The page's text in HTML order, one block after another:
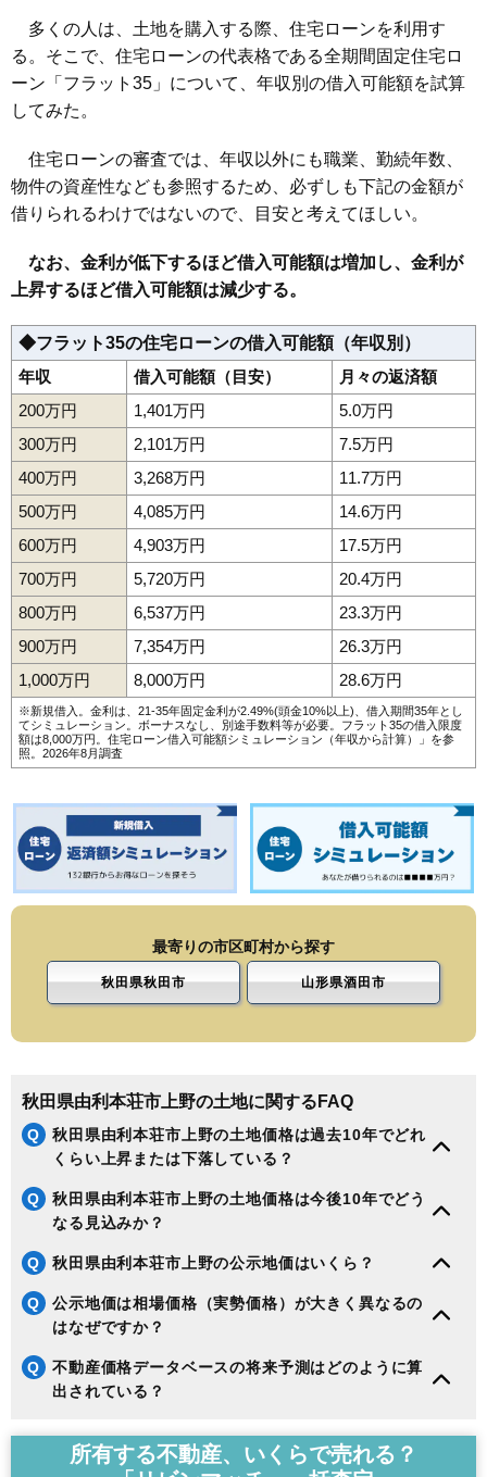
多くの人は、土地を購入する際、住宅ローンを利用す
る。そこで、住宅ローンの代表格である全期間固定住宅ロ
ーン「フラット35」について、年収別の借入可能額を試算
してみた。
住宅ローンの審査では、年収以外にも職業、勤続年数、
物件の資産性なども参照するため、必ずしも下記の金額が
借りられるわけではないので、目安と考えてほしい。
なお、金利が低下するほど借入可能額は増加し、金利が
上昇するほど借入可能額は減少する。
◆フラット35の住宅ローンの借入可能額（年収別）
年収
借入可能額（目安）
月々の返済額
200万円
1,401万円
5.0万円
300万円
2,101万円
7.5万円
400万円
3,268万円
11.7万円
500万円
4,085万円
14.6万円
600万円
4,903万円
17.5万円
700万円
5,720万円
20.4万円
800万円
6,537万円
23.3万円
900万円
7,354万円
26.3万円
1,000万円
8,000万円 28.6万円
※新規借入。金利は、21-35年固定金利が2.49%(頭金10%以上)、借入期間35年とし
てシミュレーション。ボーナスなし、別途手数料等が必要。フラット35の借入限度
額は8,000万円。 住宅ローン借入可能額シミュレーション（年収から計算）
」を参
照。2026年8月調査
最寄りの市区町村から探す
秋田県秋田市 山形県酒田市
秋田県由利本荘市上野の土地に関するFAQ
Q
秋田県由利本荘市上野の土地価格は過去10年でどれ
くらい上昇または下落している？
Q
秋田県由利本荘市上野の土地価格は今後10年でどう
なる見込みか？
Q 秋田県由利本荘市上野の公示地価はいくら？
Q
公示地価は相場価格（実勢価格）が大きく異なるの
はなぜですか？
Q
不動産価格データベースの将来予測はどのように算
出されている？
所有する不動産、いくらで売れる？